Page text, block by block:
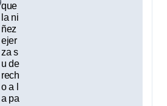
que
la ni
ñez
ejer
za s
u de
rech
o a l
a pa